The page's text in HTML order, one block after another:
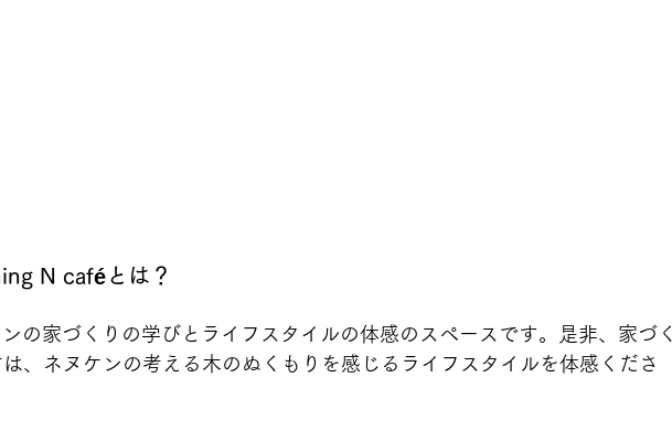
N caféとは？
の家づくりの学びとライフスタイルの体感のスペースです。是非、家づく
は、ネヌケンの考える木のぬくもりを感じるライフスタイルを体感くださ